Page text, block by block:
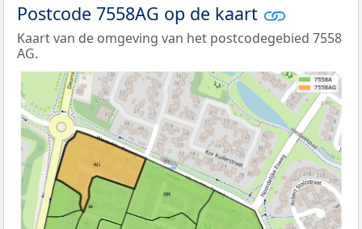
Postcode 7558AG op de kaart
Kaart van de omgeving van het postcodegebied 7558
AG.